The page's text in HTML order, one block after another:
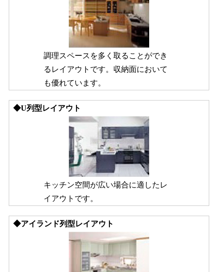
調理スペースを多く取ることができ
るレイアウトです。収納面において
も優れています。
◆U列型レイアウト
キッチン空間が広い場合に適したレ
イアウトです。
◆アイランド列型レイアウト